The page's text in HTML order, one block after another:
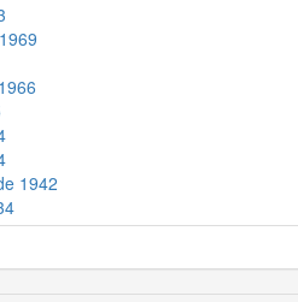
1942